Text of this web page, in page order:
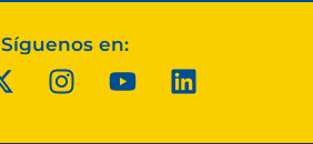
Síguenos en: